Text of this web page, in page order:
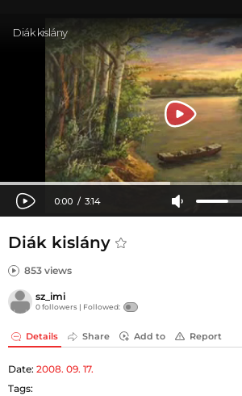
Diák kislány
853 views
sz_imi
0 followers | Followed:
Details Share Add to Report
Date: 2008. 09. 17.
Tags: